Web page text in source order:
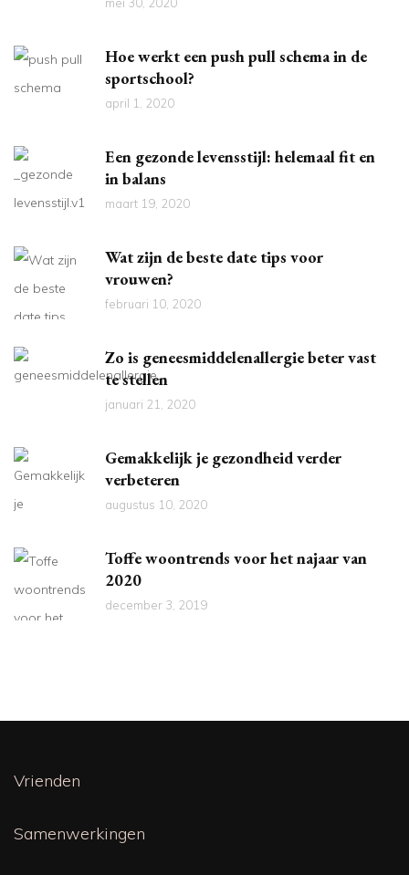
Hoe werkt een push pull schema in de
sportschool?
april 1, 2020
Een gezonde levensstijl: helemaal fit en
in balans
maart 19, 2020
Wat zijn de beste date tips voor
vrouwen?
februari 10, 2020
Zo is geneesmiddelenallergie beter vast
te stellen
januari 21, 2020
Gemakkelijk je gezondheid verder
verbeteren
augustus 10, 2020
Toffe woontrends voor het najaar van
2020
december 3, 2019
Vrienden
Samenwerkingen